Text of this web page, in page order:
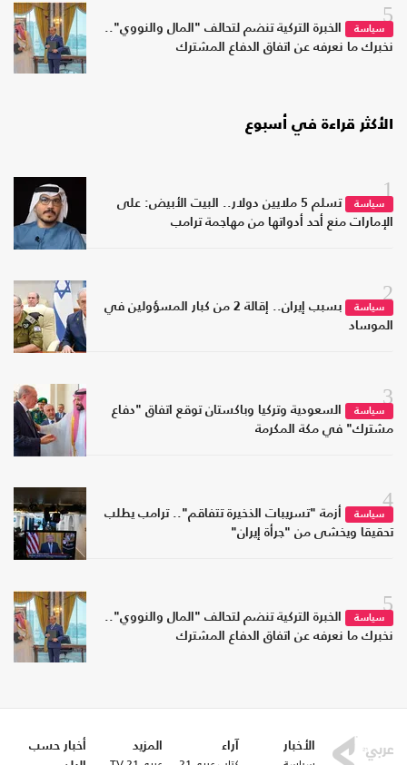
5
سياسة
الخبرة التركية تنضم لتحالف "المال والنووي"..
نخبرك ما نعرفه عن اتفاق الدفاع المشترك
الأكثر قراءة في أسبوع
1
سياسة
تسلم 5 ملايين دولار.. البيت الأبيض: على
الإمارات منع أحد أدواتها من مهاجمة ترامب
2
سياسة
بسبب إيران.. إقالة 2 من كبار المسؤولين في
الموساد
3
سياسة
السعودية وتركيا وباكستان توقع اتفاق "دفاع
مشترك" في مكة المكرمة
4
سياسة
أزمة "تسريبات الذخيرة تتفاقم".. ترامب يطلب
تحقيقا ويخشى من "جرأة إيران"
5
سياسة
الخبرة التركية تنضم لتحالف "المال والنووي"..
نخبرك ما نعرفه عن اتفاق الدفاع المشترك
الأخبار آراء المزيد
أخبار حسب